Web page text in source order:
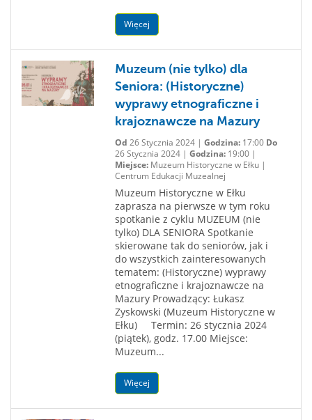
Więcej
Muzeum (nie tylko) dla
Seniora: (Historyczne)
wyprawy etnograficzne i
krajoznawcze na Mazury
Od 26 Stycznia 2024 | Godzina:17:00 Do
26 Stycznia 2024 | Godzina:19:00 |
Miejsce:Muzeum Historyczne w Ełku |
Centrum Edukacji Muzealnej
Muzeum Historyczne w Ełku
zaprasza na pierwsze w tym roku
spotkanie z cyklu MUZEUM (nie
tylko) DLA SENIORA Spotkanie
skierowane tak do seniorów, jak i
do wszystkich zainteresowanych
tematem: (Historyczne) wyprawy
etnograficzne i krajoznawcze na
Mazury Prowadzący: Łukasz
Zyskowski (Muzeum Historyczne w
Ełku) Termin: 26 stycznia 2024
(piątek), godz. 17.00 Miejsce:
Muzeum...
Więcej